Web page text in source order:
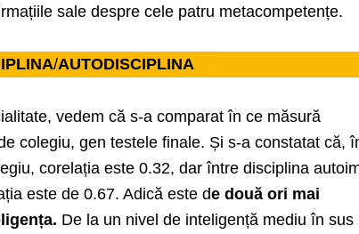
sale despre cele patru metacompetențe.
/AUTODISCIPLINA
vedem că s-a comparat în ce măsură
colegiu, gen testele finale. Și s-a constatat că,
corelația este 0.32, dar între disciplina
este de 0.67. Adică este de două ori mai
De la un nivel de inteligență mediu în sus